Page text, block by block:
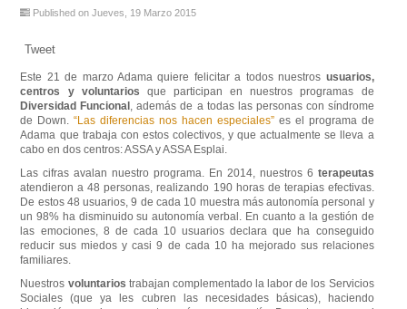
Published on Jueves, 19 Marzo 2015
Tweet
Este 21 de marzo Adama quiere felicitar a todos nuestros usuarios,
centros y voluntarios que participan en nuestros programas de
Diversidad Funcional , además de a todas las personas con síndrome
de Down. “Las diferencias nos hacen especiales”es el programa de
Adama que trabaja con estos colectivos, y que actualmente se lleva a
cabo en dos centros: ASSA y ASSA Esplai.
Las cifras avalan nuestro programa. En 2014, nuestros 6 terapeutas
atendieron a 48 personas, realizando 190 horas de terapias efectivas.
De estos 48 usuarios, 9 de cada 10 muestra más autonomía personal y
un 98% ha disminuido su autonomía verbal. En cuanto a la gestión de
las emociones, 8 de cada 10 usuarios declara que ha conseguido
reducir sus miedos y casi 9 de cada 10 ha mejorado sus relaciones
familiares.
Nuestros voluntarios trabajan complementado la labor de los Servicios
Sociales (que ya les cubren las necesidades básicas), haciendo